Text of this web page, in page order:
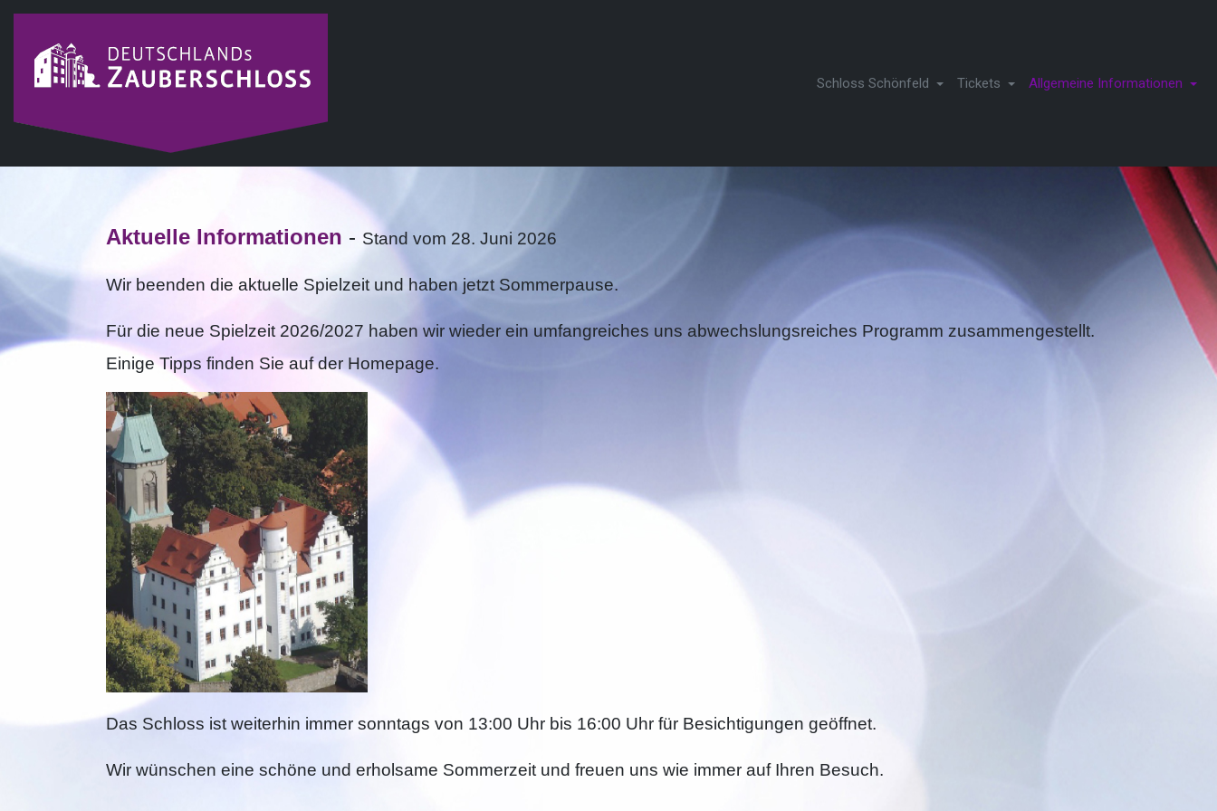
Schloss Schönfeld Tickets Allgemeine Informationen
Aktuelle Informationen - Stand vom 28. Juni 2026
Wir beenden die aktuelle Spielzeit und haben jetzt Sommerpause.
Für die neue Spielzeit 2026/2027 haben wir wieder ein umfangreiches uns abwechslungsreiches Programm zusammengestellt.
Einige Tipps finden Sie auf der Homepage.
Das Schloss ist weiterhin immer sonntags von 13:00 Uhr bis 16:00 Uhr für Besichtigungen geöffnet.
Wir wünschen eine schöne und erholsame Sommerzeit und freuen uns wie immer auf Ihren Besuch.